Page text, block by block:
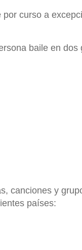
curso a
baile en dos
canciones y
países: